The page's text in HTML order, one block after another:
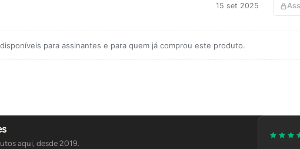
15 set 2025
para assinantes e para quem já comprou este produto.
aqui, desde 2019.